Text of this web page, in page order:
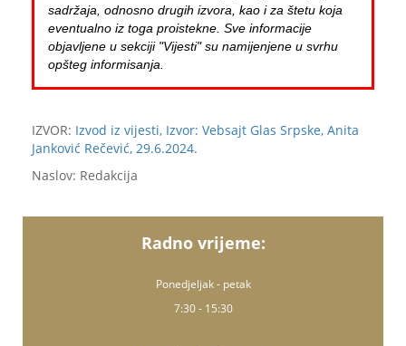
sadržaja, odnosno drugih izvora, kao i za štetu koja
eventualno iz toga proistekne. Sve informacije
objavljene u sekciji "Vijesti" su namijenjene u svrhu
opšteg informisanja.
IZVOR: Izvod iz vijesti, Izvor: Vebsajt Glas Srpske, Anita
Janković Rečević, 29.6.2024.
Naslov: Redakcija
Radno vrijeme:
Ponedjeljak - petak
7:30 - 15:30